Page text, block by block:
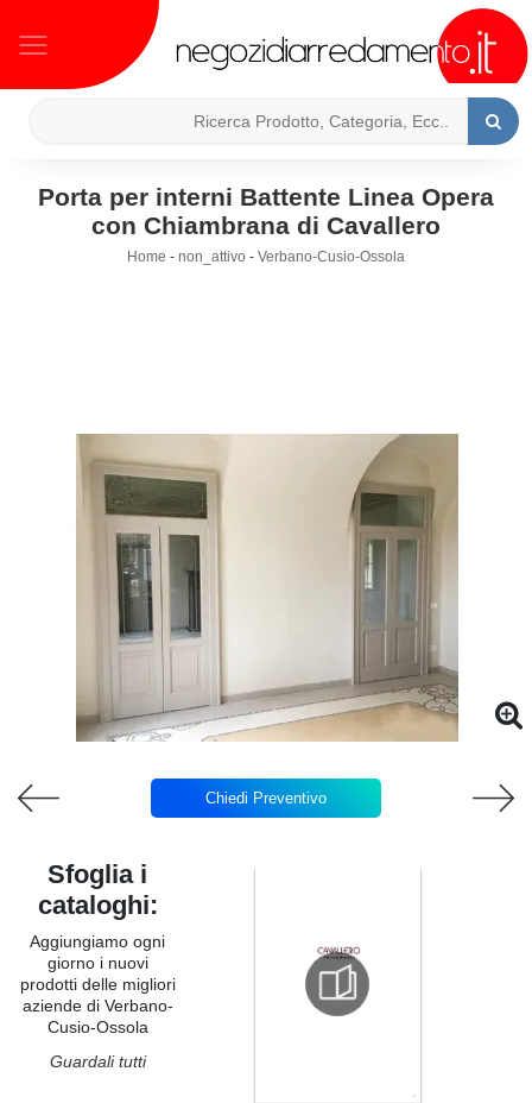
Porta per interni Battente Linea Opera
con Chiambrana di Cavallero
Home - non_attivo - Verbano-Cusio-Ossola
Chiedi Preventivo
Sfoglia i
cataloghi:
Aggiungiamo ogni
giorno i nuovi
prodotti delle migliori
aziende di Verbano-
Cusio-Ossola
Guardali tutti